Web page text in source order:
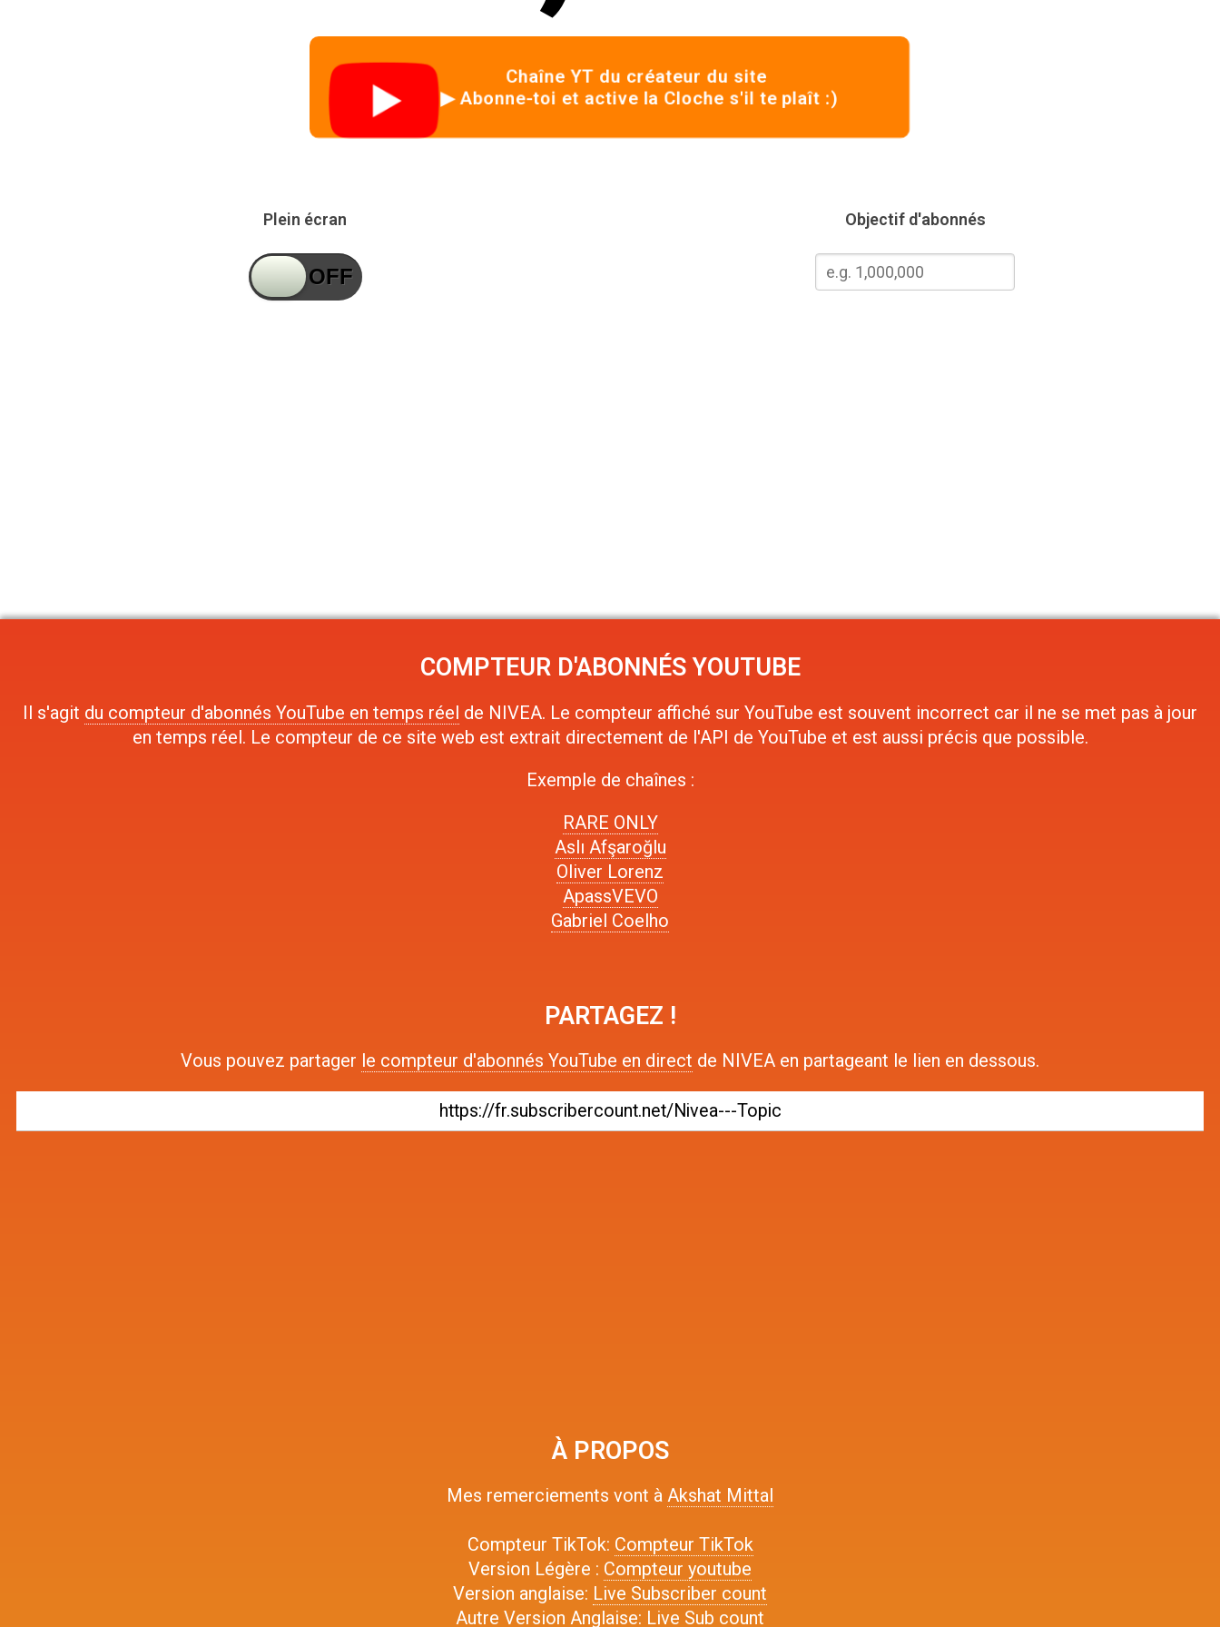
Chaîne YT du créateur du site
▶ Abonne-toi et active la Cloche s'il te plaît :)
Plein écran Objectif d'abonnés
COMPTEUR D'ABONNÉS YOUTUBE
Il s'agit du compteur d'abonnés YouTube en temps réel de NIVEA. Le compteur affiché sur YouTube est souvent incorrect car il ne se met pas à jour
en temps réel. Le compteur de ce site web est extrait directement de l'API de YouTube et est aussi précis que possible.
Exemple de chaînes :
RARE ONLY
Aslı Afşaroğlu
Oliver Lorenz
ApassVEVO
Gabriel Coelho
PARTAGEZ !
Vous pouvez partager le compteur d'abonnés YouTube en direct de NIVEA en partageant le lien en dessous.
À PROPOS
Mes remerciements vont à Akshat Mittal
Compteur TikTok: Compteur TikTok
Version Légère : Compteur youtube
Version anglaise: Live Subscriber count
Autre Version Anglaise: Live Sub count